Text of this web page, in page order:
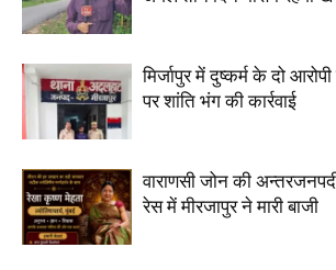
मिर्जापुर में दुष्कर्म के दो
पर शांति भंग की कार्रवाई
वाराणसी जोन की
रेस में मीरजापुर ने मारी बाजी